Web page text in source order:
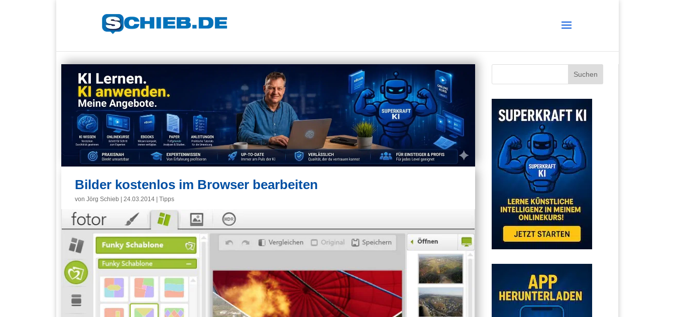
Bilder kostenlos im Browser bearbeiten
von Jörg Schieb 24.03.2014 Tipps